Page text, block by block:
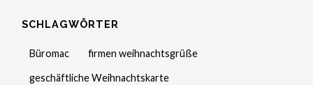
SCHLAGWÖRTER
Büromac firmen weihnachtsgrüße
geschäftliche Weihnachtskarte